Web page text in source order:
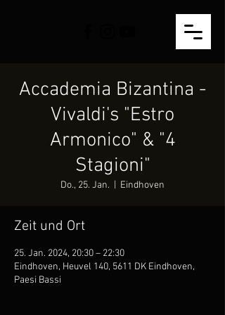
Accademia Bizantina -
Vivaldi's "Estro
Armonico" & "4
Stagioni"
Do., 25. Jan. Eindhoven
Zeit und Ort
25. Jan. 2024, 20:30 – 22:30
Eindhoven, Heuvel 140, 5611 DK Eindhoven,
Paesi Bassi